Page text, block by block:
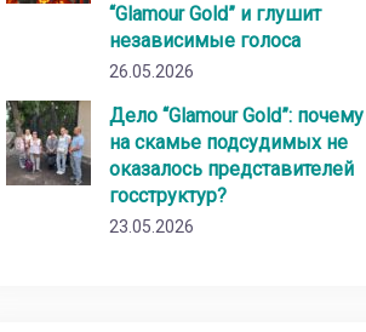
“Glamour Gold” и глушит
независимые голоса
26.05.2026
Дело “Glamour Gold”: почему
на скамье подсудимых не
оказалось представителей
госструктур?
23.05.2026